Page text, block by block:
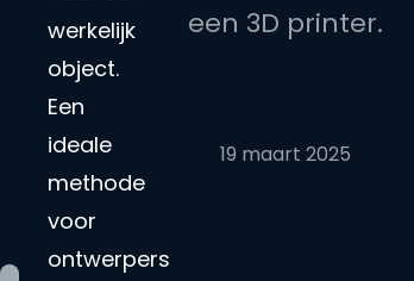
een 3D printer.
19 maart 2025
werkelijk
object.
Een
ideale
methode
voor
ontwerpers